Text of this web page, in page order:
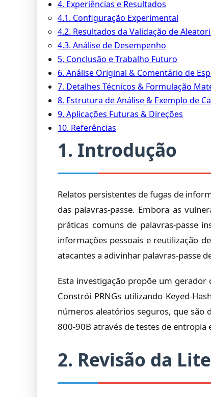
4. Experiências e Resultados
4.1. Configuração Experimental
4.2. Resultados da Validação de
4.3. Análise de Desempenho
5. Conclusão e Trabalho Futuro
6. Análise Original & Comentário de
7. Detalhes Técnicos & Formulação
8. Estrutura de Análise & Exemplo de
9. Aplicações Futuras & Direções
10. Referências
1. Introdução
Relatos persistentes de fugas de
das palavras-passe. Embora as
práticas comuns de palavras-passe
informações pessoais e reutilização
atacantes a adivinhar palavras-passe
Esta investigação propõe um gerador
Constrói PRNGs utilizando Keyed-
números aleatórios seguros, que são
800-90B através de testes de
2. Revisão da